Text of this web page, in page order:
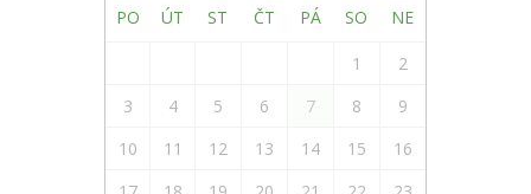
PO ÚT ST ČT PÁ SO NE
1
2
3
4 5 6 7 8
9
10
11 12 13 14 15
16